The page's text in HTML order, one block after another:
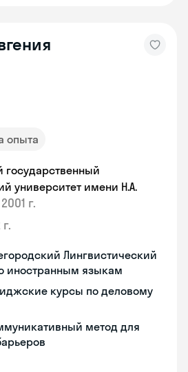
опыта
государственный
университет имени Н.А.
2001 г.
Лингвистический
иностранным языкам
курсы по деловому
метод для